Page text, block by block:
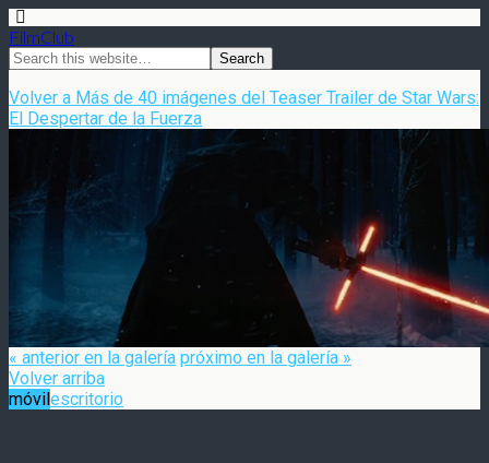
FilmClub
Volver a Más de 40 imágenes del Teaser Trailer de Star Wars:
El Despertar de la Fuerza
« anterior en la galería próximo en la galería »
Volver arriba
móvilescritorio